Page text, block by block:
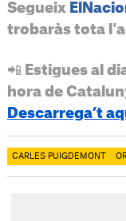
Segueix
trobaràs tota
📲 Estigues al
hora de
Descarrega’t
CARLES PUIGDEMONT